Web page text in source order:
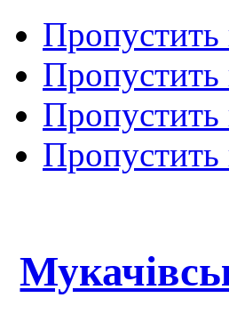
Пропустить
Пропустить
Пропустить
Пропустить